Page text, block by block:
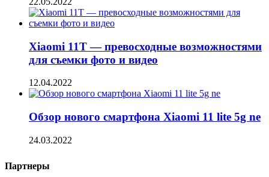
Xiaomi 11T — превосходные возможностями
для съемки фото и видео
12.04.2022
Обзор нового смартфона Xiaomi 11 lite 5g ne
24.03.2022
Партнеры